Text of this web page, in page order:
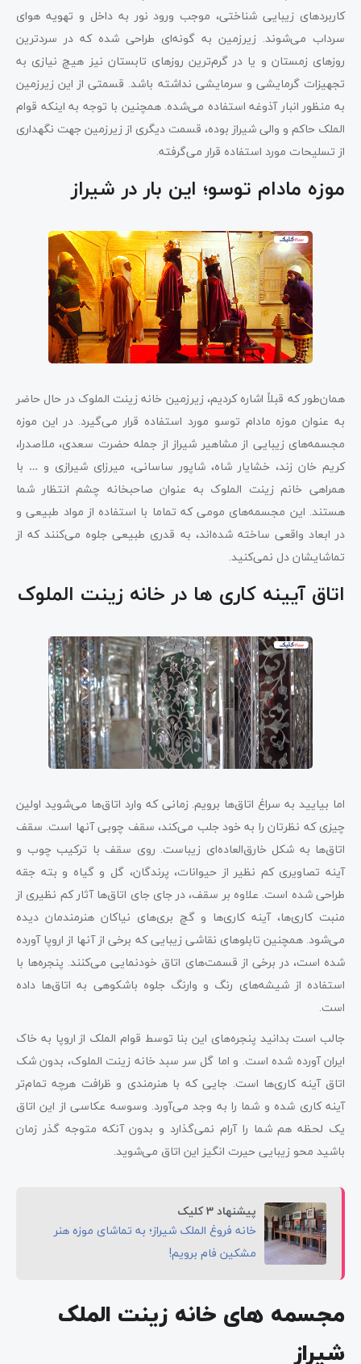
کاربردهای زیبایی شناختی، موجب ورود نور به داخل و تهویه هوای
سرداب می‌شوند. زیرزمین به گونه‌ای طراحی شده که در سردترین
روزهای زمستان و یا در گرم‌ترین روزهای تابستان نیز هیچ نیازی به
تجهیزات گرمایشی و سرمایشی نداشته باشد. قسمتی از این زیرزمین
به منظور انبار آذوغه استفاده می‌شده. همچنین با توجه به اینکه قوام
الملک حاکم و والی شیراز بوده، قسمت دیگری از زیرزمین جهت نگهداری
از تسلیحات مورد استفاده قرار می‌گرفته.
موزه مادام توسو؛ این بار در شیراز
همان‌طور که قبلاً اشاره کردیم، زیرزمین خانه زینت الملوک در حال حاضر
به عنوان موزه مادام توسو مورد استفاده قرار می‌گیرد. در این موزه
مجسمه‌های زیبایی از مشاهیر شیراز از جمله حضرت سعدی، ملاصدرا،
کریم خان زند، خشایار شاه، شاپور ساسانی، میرزای شیرازی و … با
همراهی خانم زینت الملوک به عنوان صاحبخانه چشم انتظار شما
هستند. این مجسمه‌های مومی که تماما با استفاده از مواد طبیعی و
در ابعاد واقعی ساخته شده‌اند، به قدری طبیعی جلوه می‌کنند که از
تماشایشان دل نمی‌کنید.
اتاق آیینه کاری ها در خانه زینت الملوک
اما بیایید به سراغ اتاق‌ها برویم. زمانی که وارد اتاق‌ها می‌شوید اولین
چیزی که نظرتان را به خود جلب می‌کند، سقف‌ چوبی آنها است. سقف
اتاق‌ها به شکل خارق‌العاده‌ای زیباست. روی سقف با ترکیب چوب و
آینه تصاویری کم نظیر از حیوانات، پرندگان، گل و گیاه و بته جقه
طراحی شده است. علاوه بر سقف، در جای جای اتاق‌ها آثار کم نظیری از
منبت کاری‌ها، آینه کاری‌ها و گچ بری‌های نیاکان هنرمندمان دیده
می‌شود. همچنین تابلوهای نقاشی زیبایی که برخی از آنها از اروپا آورده
شده است، در برخی از قسمت‌های اتاق خودنمایی می‌کنند. پنجره‌ها با
استفاده از شیشه‌های رنگ و وارنگ جلوه باشکوهی به اتاق‌ها داده
است.
جالب است بدانید پنجره‌های این بنا توسط قوام الملک از اروپا به خاک
ایران آورده شده است. و اما گل سر سبد خانه زینت الملوک، بدون شک
اتاق آینه کاری‌ها است. جایی که با هنرمندی و ظرافت هرچه تمام‌تر
آینه کاری شده و شما را به وجد می‌آورد. وسوسه عکاسی از این اتاق
یک لحظه هم شما را آرام نمی‌گذارد و بدون آنکه متوجه گذر زمان
باشید محو زیبایی حیرت انگیز این اتاق می‌شوید.
پیشنهاد 3 کلیک
خانه فروغ الملک شیراز؛ به تماشای موزه هنر
مشکین‌ فام برویم!
مجسمه‌ های خانه زینت الملک
شیراز